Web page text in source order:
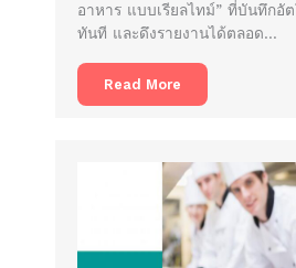
อาหาร แบบเรียลไทม์” ที่บันทึกอั
ทันที และดึงรายงานได้ตลอด…
Read More